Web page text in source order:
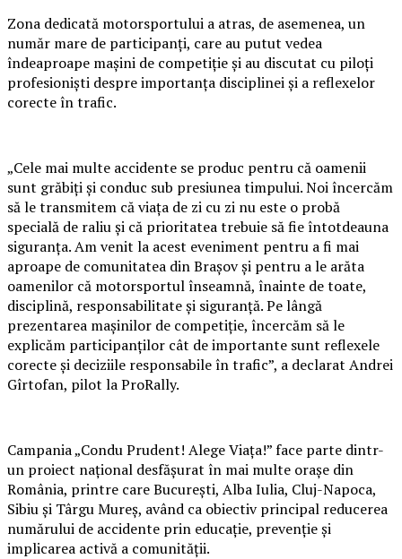
Zona dedicată motorsportului a atras, de asemenea, un
număr mare de participanți, care au putut vedea
îndeaproape mașini de competiție și au discutat cu piloți
profesioniști despre importanța disciplinei și a reflexelor
corecte în trafic.
„Cele mai multe accidente se produc pentru că oamenii
sunt grăbiți și conduc sub presiunea timpului. Noi încercăm
să le transmitem că viața de zi cu zi nu este o probă
specială de raliu și că prioritatea trebuie să fie întotdeauna
siguranța. Am venit la acest eveniment pentru a fi mai
aproape de comunitatea din Brașov și pentru a le arăta
oamenilor că motorsportul înseamnă, înainte de toate,
disciplină, responsabilitate și siguranță. Pe lângă
prezentarea mașinilor de competiție, încercăm să le
explicăm participanților cât de importante sunt reflexele
corecte și deciziile responsabile în trafic”, a declarat Andrei
Gîrtofan, pilot la ProRally.
Campania „Condu Prudent! Alege Viața!” face parte dintr-
un proiect național desfășurat în mai multe orașe din
România, printre care București, Alba Iulia, Cluj-Napoca,
Sibiu și Târgu Mureș, având ca obiectiv principal reducerea
numărului de accidente prin educație, prevenție și
implicarea activă a comunității.